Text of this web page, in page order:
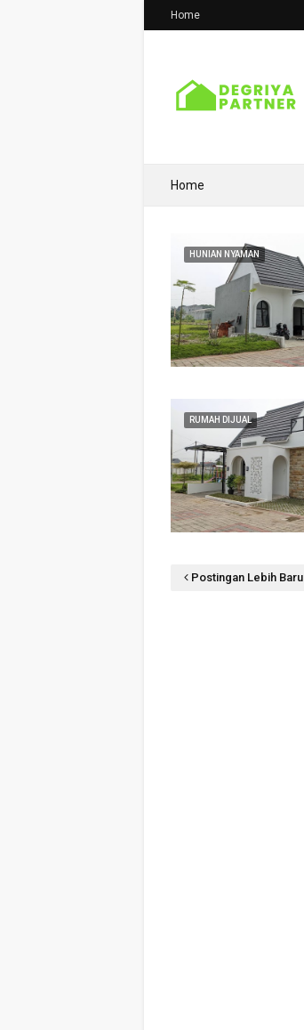
Home
Home
HUNIAN NYAMAN
RUMAH DIJUAL
Postingan Lebih Baru